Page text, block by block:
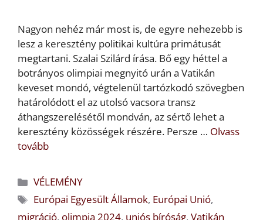
Nagyon nehéz már most is, de egyre nehezebb is
lesz a keresztény politikai kultúra primátusát
megtartani. Szalai Szilárd írása. Bő egy héttel a
botrányos olimpiai megnyitó urán a Vatikán
keveset mondó, végtelenül tartózkodó szövegben
határolódott el az utolsó vacsora transz
áthangszerelésétől mondván, az sértő lehet a
keresztény közösségek részére. Persze … Olvass
tovább
Kategória
VÉLEMÉNY
Címkék
Európai Egyesült Államok, Európai Unió,
migráció, olimpia 2024, uniós bíróság, Vatikán